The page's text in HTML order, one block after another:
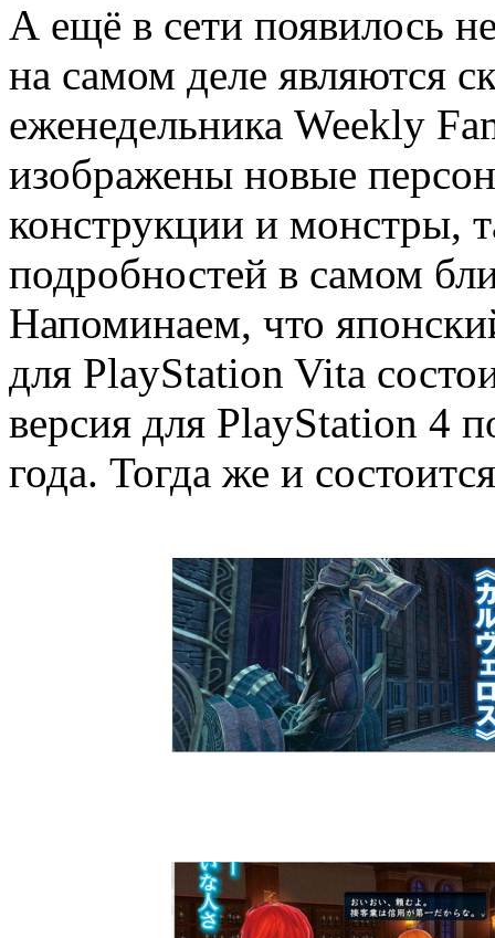
А ещё в сети появилось
на самом деле являются
еженедельника Weekly
изображены новые
конструкции и монстры,
подробностей в самом
Напоминаем, что
для PlayStation Vita
версия для PlayStation 4
года. Тогда же и